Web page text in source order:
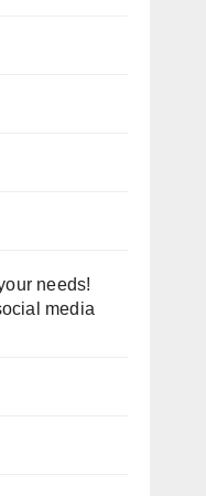
needs!
media